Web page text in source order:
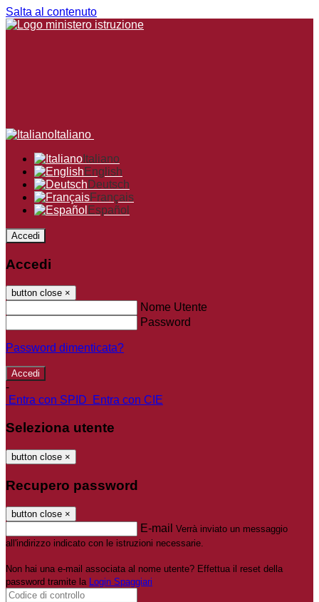
Salta al contenuto
Italiano
Italiano
English
Deutsch
Français
Español
Accedi
Accedi
button close ×
Nome Utente
Password
Password dimenticata?
-
Entra con SPID
Entra con CIE
Seleziona utente
button close ×
Recupero password
button close ×
E-mail Verrà inviato un messaggio
all'indirizzo indicato con le istruzioni necessarie.
Non hai una e-mail associata al nome utente? Effettua il reset della
password tramite la Login Spaggiari